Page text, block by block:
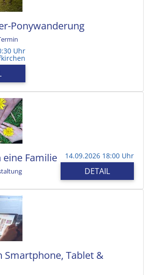
Ponywanderung
Uhr
Familie 14.09.2026 18:00 Uhr
DETAIL
Smartphone, Tablet &